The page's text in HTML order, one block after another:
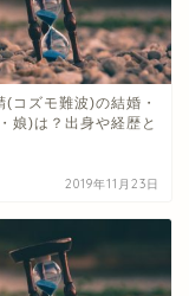
(コズモ難波)の結婚・
娘)は？出身や経歴と
2019年11月23日